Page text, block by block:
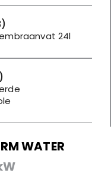
24l
WATER